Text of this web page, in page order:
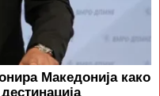
Македонија како